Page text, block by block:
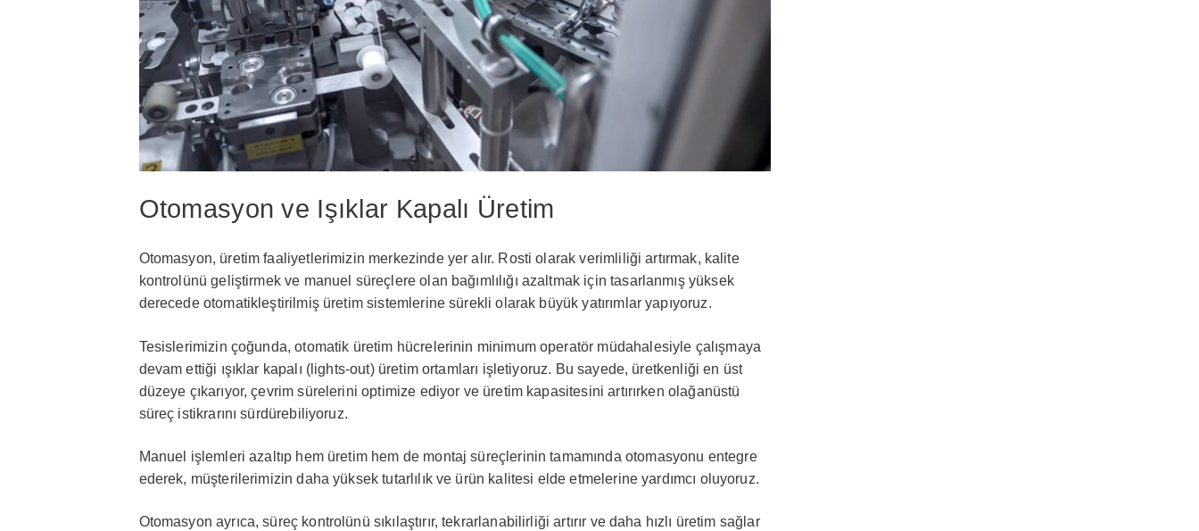
Otomasyon ve Işıklar Kapalı Üretim
Otomasyon, üretim faaliyetlerimizin merkezinde yer alır. Rosti olarak verimliliği artırmak, kalite
kontrolünü geliştirmek ve manuel süreçlere olan bağımlılığı azaltmak için tasarlanmış yüksek
derecede otomatikleştirilmiş üretim sistemlerine sürekli olarak büyük yatırımlar yapıyoruz.
Tesislerimizin çoğunda, otomatik üretim hücrelerinin minimum operatör müdahalesiyle çalışmaya
devam ettiği ışıklar kapalı (lights-out) üretim ortamları işletiyoruz. Bu sayede, üretkenliği en üst
düzeye çıkarıyor, çevrim sürelerini optimize ediyor ve üretim kapasitesini artırırken olağanüstü
süreç istikrarını sürdürebiliyoruz.
Manuel işlemleri azaltıp hem üretim hem de montaj süreçlerinin tamamında otomasyonu entegre
ederek, müşterilerimizin daha yüksek tutarlılık ve ürün kalitesi elde etmelerine yardımcı oluyoruz.
Otomasyon ayrıca, süreç kontrolünü sıkılaştırır, tekrarlanabilirliği artırır ve daha hızlı üretim sağlar